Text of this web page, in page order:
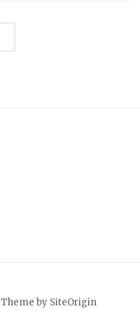
Theme by SiteOrigin